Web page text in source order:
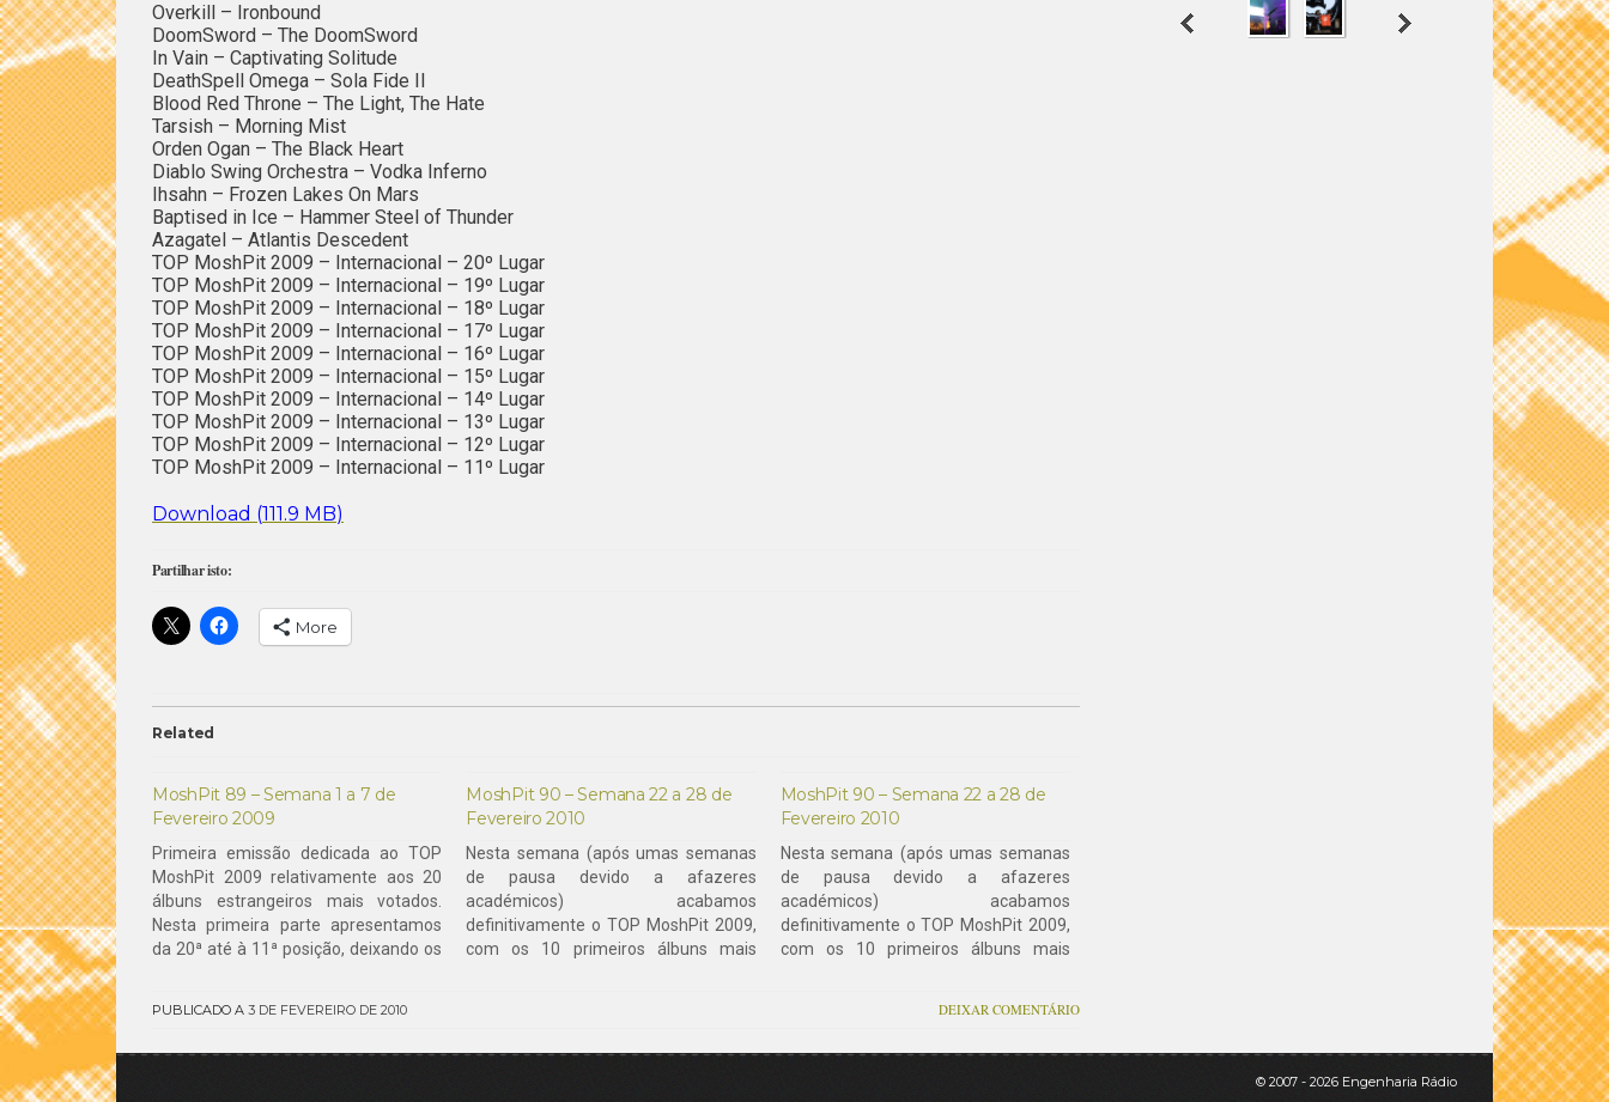
Overkill – Ironbound
DoomSword – The DoomSword
In Vain – Captivating Solitude
DeathSpell Omega – Sola Fide II
Blood Red Throne – The Light, The Hate
Tarsish – Morning Mist
Orden Ogan – The Black Heart
Diablo Swing Orchestra – Vodka Inferno
Ihsahn – Frozen Lakes On Mars
Baptised in Ice – Hammer Steel of Thunder
Azagatel – Atlantis Descedent
TOP MoshPit 2009 – Internacional – 20º Lugar
TOP MoshPit 2009 – Internacional – 19º Lugar
TOP MoshPit 2009 – Internacional – 18º Lugar
TOP MoshPit 2009 – Internacional – 17º Lugar
TOP MoshPit 2009 – Internacional – 16º Lugar
TOP MoshPit 2009 – Internacional – 15º Lugar
TOP MoshPit 2009 – Internacional – 14º Lugar
TOP MoshPit 2009 – Internacional – 13º Lugar
TOP MoshPit 2009 – Internacional – 12º Lugar
TOP MoshPit 2009 – Internacional – 11º Lugar
Download (111.9 MB)
Partilhar isto:
More
Related
MoshPit 89 – Semana 1 a 7 de
Fevereiro 2009
Primeira emissão dedicada ao TOP
MoshPit 2009 relativamente aos 20
álbuns estrangeiros mais votados.
Nesta primeira parte apresentamos
da 20ª até à 11ª posição, deixando os
destaque também para os novos
MoshPit 90 – Semana 22 a 28 de
Fevereiro 2010
Nesta semana (após umas semanas
de pausa devido a afazeres
académicos) acabamos
definitivamente o TOP MoshPit 2009,
com os 10 primeiros álbuns mais
MoshPit 90 – Semana 22 a 28 de
Fevereiro 2010
Nesta semana (após umas semanas
de pausa devido a afazeres
académicos) acabamos
definitivamente o TOP MoshPit 2009,
com os 10 primeiros álbuns mais
contem com os novos trabalhos de
PUBLICADO A 3 DE FEVEREIRO DE 2010 DEIXAR COMENTÁRIO
© 2007 - 2026 Engenharia Rádio